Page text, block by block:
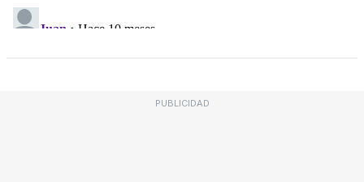
PUBLICIDAD